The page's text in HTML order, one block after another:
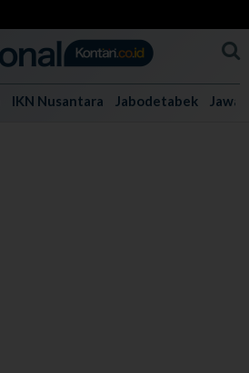
IKN Nusantara Jabodetabek Jawa